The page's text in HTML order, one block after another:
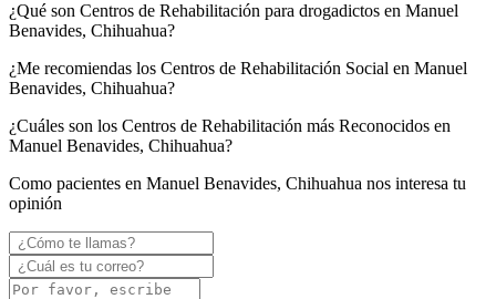
¿Qué son Centros de Rehabilitación para drogadictos en Manuel
Benavides, Chihuahua?
¿Me recomiendas los Centros de Rehabilitación Social en Manuel
Benavides, Chihuahua?
¿Cuáles son los Centros de Rehabilitación más Reconocidos en
Manuel Benavides, Chihuahua?
Como pacientes en Manuel Benavides, Chihuahua nos interesa tu
opinión